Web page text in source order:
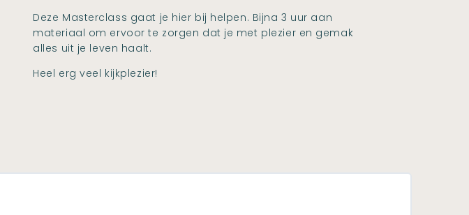
Deze Masterclass gaat je hier bij helpen. Bijna 3 uur aan
materiaal om ervoor te zorgen dat je met plezier en gemak
alles uit je leven haalt.
Heel erg veel kijkplezier!